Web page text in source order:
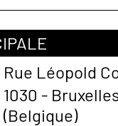
Rue Léopold
1030 -
(Belgique)